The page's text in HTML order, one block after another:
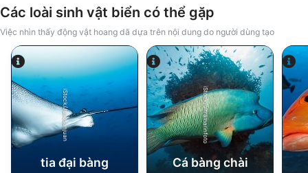
Các loài sinh vật biển có thể gặp
Việc nhìn thấy động vật hoang dã dựa trên nội dung do người dùng tạo
iStock/Juliosanjuan
tia đại bàng
iStock/ultramarinfoto
Cá bàng chài